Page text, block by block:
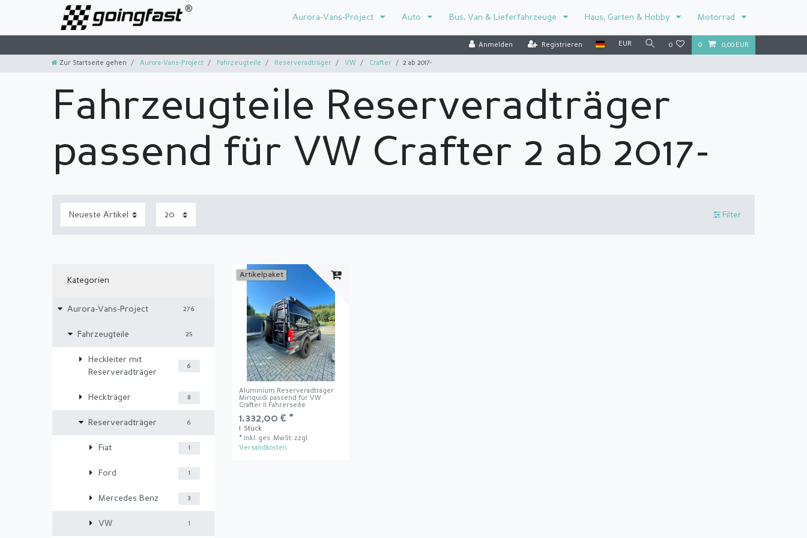
Aurora-Vans-Project Auto Bus, Van & Lieferfahrzeuge Haus, Garten & Hobby Motorrad
Anmelden Registrieren EUR 0 0 0,00 EUR
Zur Startseite gehen Aurora-Vans-Project Fahrzeugteile Reserveradträger VW Crafter 2 ab 2017-
Fahrzeugteile Reserveradträger
passend für VW Crafter 2 ab 2017-
Filter
Kategorien
Aurora-Vans-Project 276
Fahrzeugteile 25
Heckleiter mit
Reserveradträger
6
Heckträger 8
Reserveradträger 6
Fiat 1
Ford 1
Mercedes Benz 3
VW 1
Artikelpaket
Aluminium Reserveradträger
Miriquidi passend für VW
Crafter II Fahrerseite
1.332,00 € *
1
Stück
* inkl. ges. MwSt. zzgl.
Versandkosten